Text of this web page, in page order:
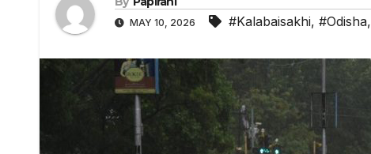
MAY 10, 2026 #Kalabaisakhi, #Odisha,